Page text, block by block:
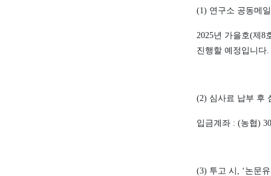
(1) 연구소 공동메
2025년 가을호(제 8
진행할 예정입니다.
(2) 심사료 납부 후
입금계좌 : (농협)
(3) 투고 시 , ‘논문